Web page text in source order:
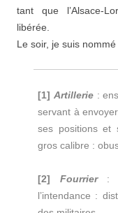
tant que l’Alsace-
libérée.
Le soir, je suis
[1] Artillerie:
servant à
ses positions et
gros calibre :
[2] Fourrier
:
l’intendance :